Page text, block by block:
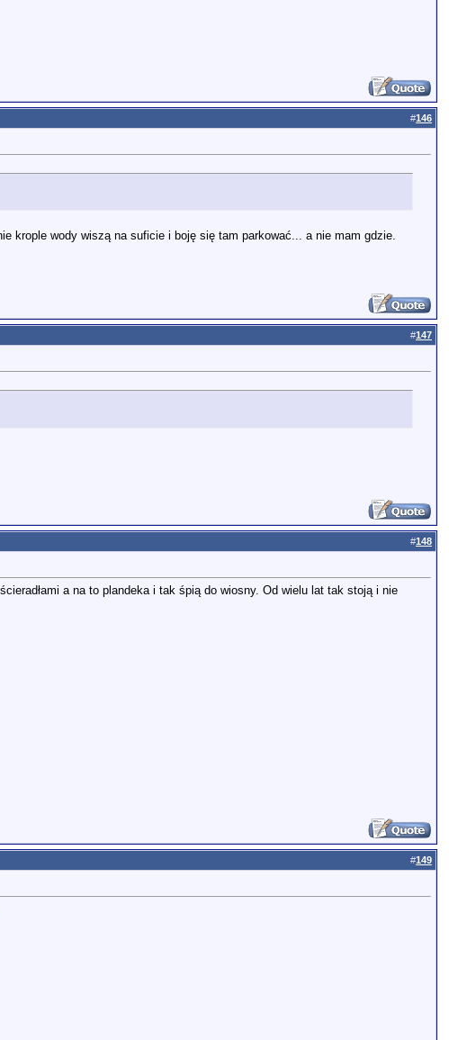
#146
krople wody wiszą na suficie i boję się tam parkować... a nie mam gdzie.
#147
#148
a na to plandeka i tak śpią do wiosny. Od wielu lat tak stoją i nie
#149